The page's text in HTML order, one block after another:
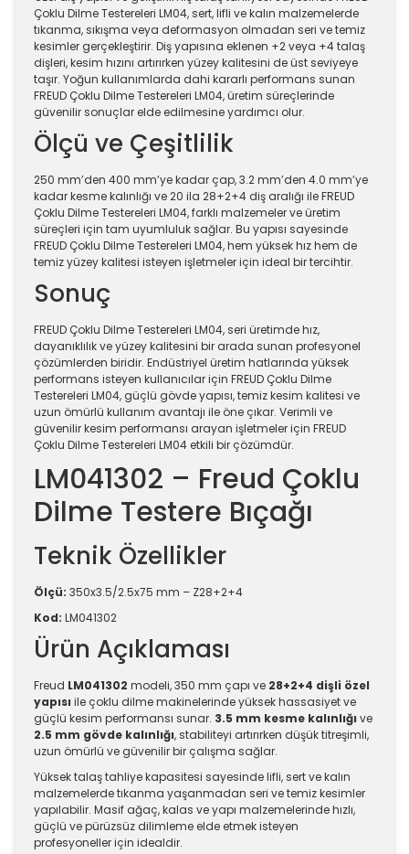
Çoklu Dilme Testereleri LM04, sert, lifli ve kalın malzemelerde
tıkanma, sıkışma veya deformasyon olmadan seri ve temiz
kesimler gerçekleştirir. Diş yapısına eklenen +2 veya +4 talaş
dişleri, kesim hızını artırırken yüzey kalitesini de üst seviyeye
taşır. Yoğun kullanımlarda dahi kararlı performans sunan
FREUD Çoklu Dilme Testereleri LM04, üretim süreçlerinde
güvenilir sonuçlar elde edilmesine yardımcı olur.
Ölçü ve Çeşitlilik
250 mm’den 400 mm’ye kadar çap, 3.2 mm’den 4.0 mm’ye
kadar kesme kalınlığı ve 20 ila 28+2+4 diş aralığı ile FREUD
Çoklu Dilme Testereleri LM04, farklı malzemeler ve üretim
süreçleri için tam uyumluluk sağlar. Bu yapısı sayesinde
FREUD Çoklu Dilme Testereleri LM04, hem yüksek hız hem de
temiz yüzey kalitesi isteyen işletmeler için ideal bir tercihtir.
Sonuç
FREUD Çoklu Dilme Testereleri LM04, seri üretimde hız,
dayanıklılık ve yüzey kalitesini bir arada sunan profesyonel
çözümlerden biridir. Endüstriyel üretim hatlarında yüksek
performans isteyen kullanıcılar için FREUD Çoklu Dilme
Testereleri LM04, güçlü gövde yapısı, temiz kesim kalitesi ve
uzun ömürlü kullanım avantajı ile öne çıkar. Verimli ve
güvenilir kesim performansı arayan işletmeler için FREUD
Çoklu Dilme Testereleri LM04 etkili bir çözümdür.
LM041302 – Freud Çoklu
Dilme Testere Bıçağı
Teknik Özellikler
Ölçü: 350x3.5/2.5x75 mm – Z28+2+4
Kod: LM041302
Ürün Açıklaması
Freud LM041302 modeli, 350 mm çapı ve 28+2+4 dişli özel
yapısı ile çoklu dilme makinelerinde yüksek hassasiyet ve
güçlü kesim performansı sunar. 3.5 mm kesme kalınlığı ve
2.5 mm gövde kalınlığı, stabiliteyi artırırken düşük titreşimli,
uzun ömürlü ve güvenilir bir çalışma sağlar.
Yüksek talaş tahliye kapasitesi sayesinde lifli, sert ve kalın
malzemelerde tıkanma yaşanmadan seri ve temiz kesimler
yapılabilir. Masif ağaç, kalas ve yapı malzemelerinde hızlı,
güçlü ve pürüzsüz dilimleme elde etmek isteyen
profesyoneller için idealdir.